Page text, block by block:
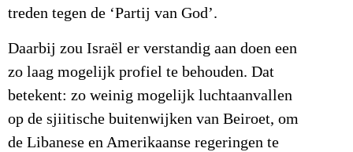
treden tegen de ‘Partij van God’.
Daarbij zou Israël er verstandig aan doen een
zo laag mogelijk profiel te behouden. Dat
betekent: zo weinig mogelijk luchtaanvallen
op de sjiitische buitenwijken van Beiroet, om
de Libanese en Amerikaanse regeringen te